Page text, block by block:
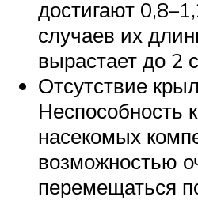
достигают
случаев их
вырастает до 2
Отсутствие
Неспособность
насекомых
возможностью
перемещаться